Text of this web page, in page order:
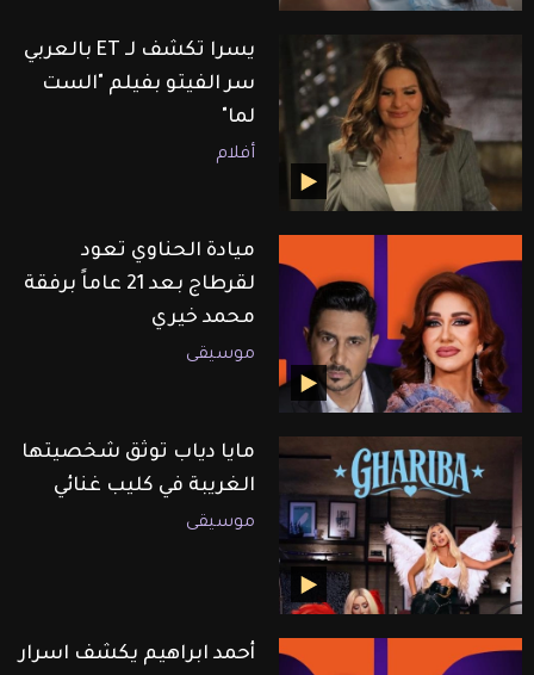
يسرا تكشف لـ ET بالعربي
سر الفيتو بفيلم "الست
لما"
أفلام
ميادة الحناوي تعود
لقرطاج بعد 21 عاماً برفقة
محمد خيري
موسيقى
مايا دياب توثق شخصيتها
الغريبة في كليب غنائي
موسيقى
أحمد ابراهيم يكشف اسرار